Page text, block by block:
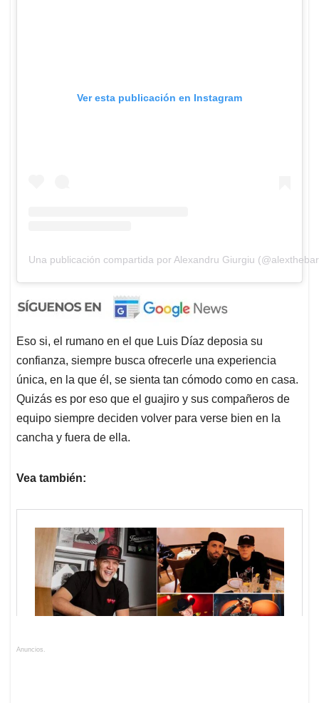
Ver esta publicación en Instagram
Una publicación compartida por Alexandru Giurgiu
Eso si, el rumano en el que Luis Díaz deposia su
confianza, siempre busca ofrecerle una experiencia
única, en la que él, se sienta tan cómodo como en casa.
Quizás es por eso que el guajiro y sus compañeros de
equipo siempre deciden volver para verse bien en la
cancha y fuera de ella.
Vea también:
Anuncios.